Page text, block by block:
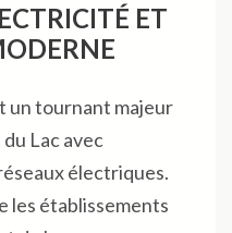
ET
un tournant majeur
Lac avec
électriques.
les établissements